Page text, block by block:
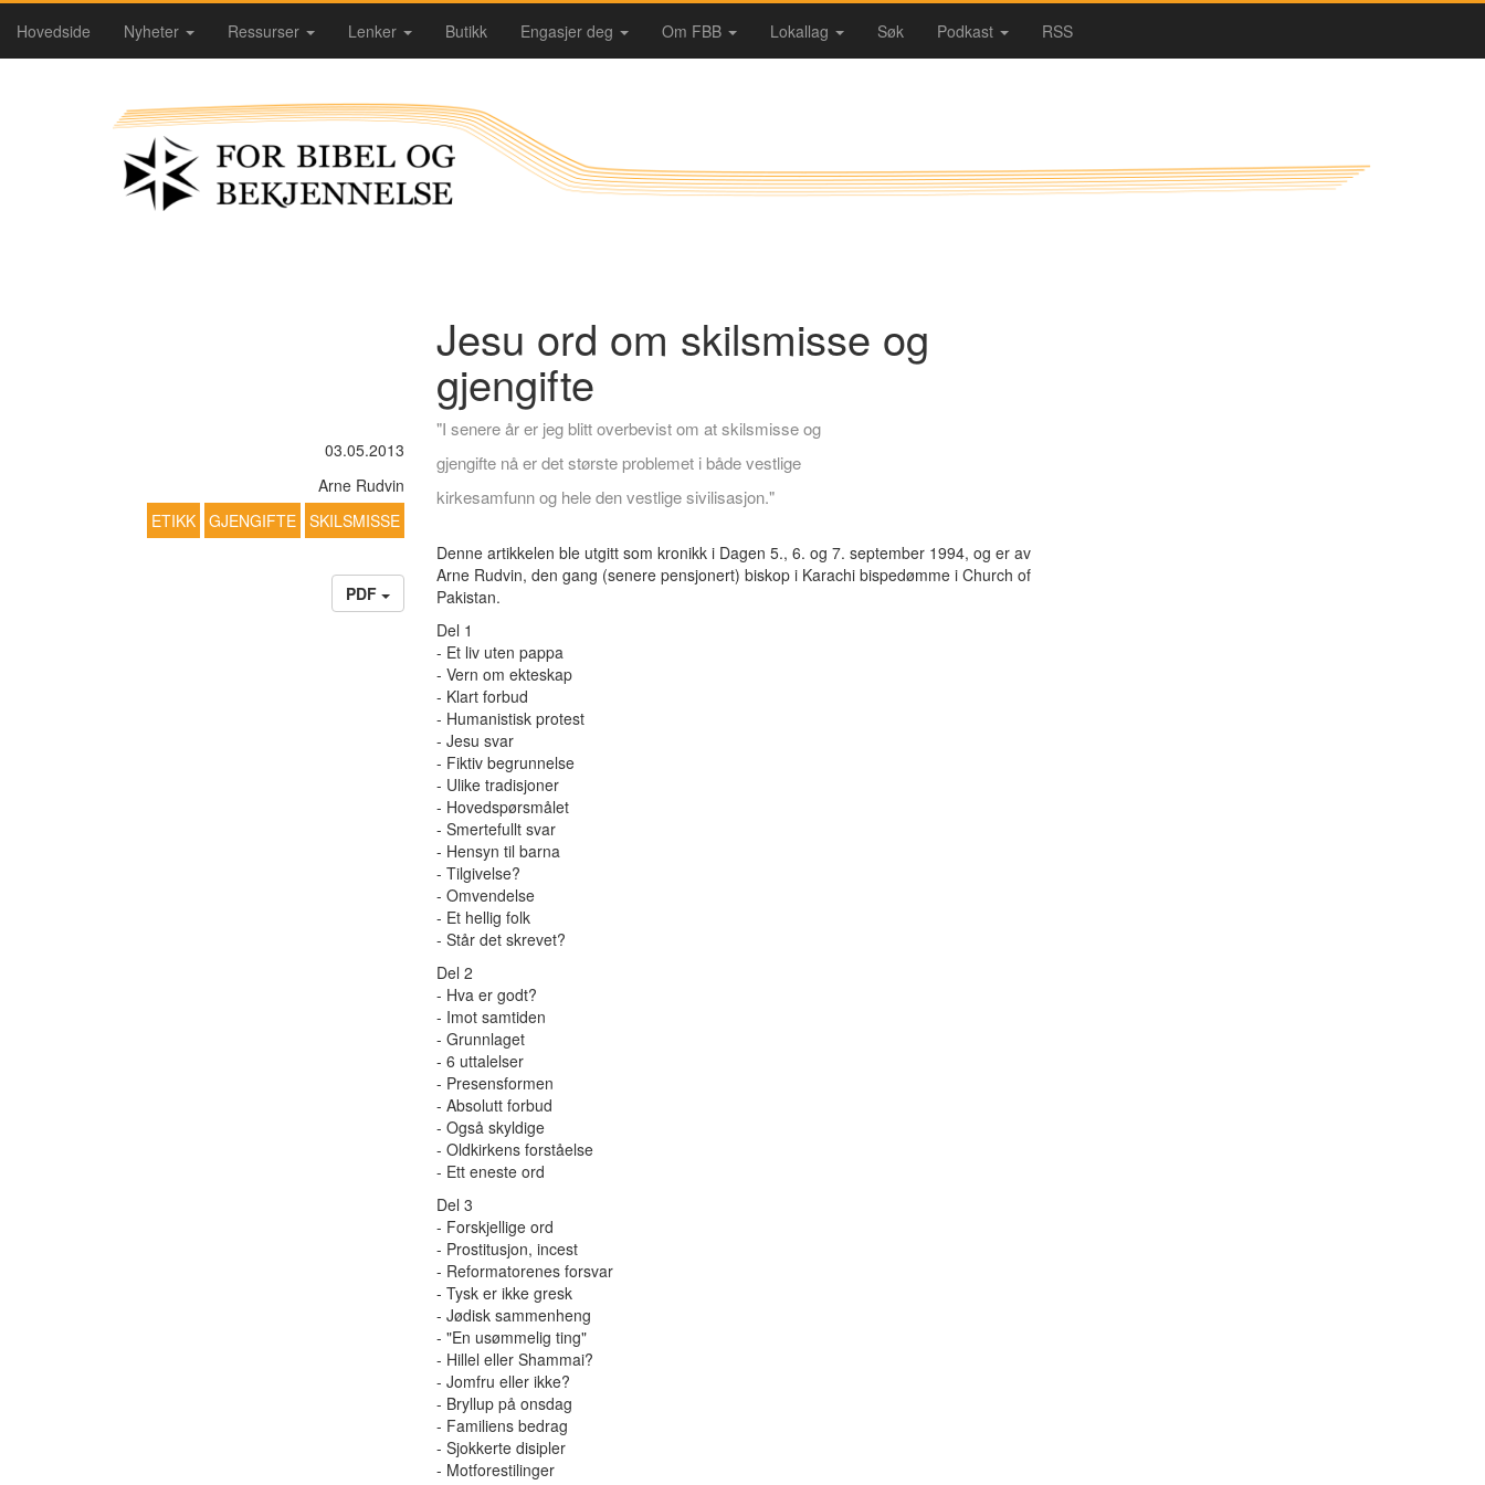
Hovedside Nyheter Ressurser Lenker Butikk Engasjer deg Om FBB Lokallag Søk Podkast RSS
Jesu ord om skilsmisse og
gjengifte
03.05.2013
Arne Rudvin
ETIKK
GJENGIFTE SKILSMISSE
PDF
"I senere år er jeg blitt overbevist om at skilsmisse og
gjengifte nå er det største problemet i både vestlige
kirkesamfunn og hele den vestlige sivilisasjon."
Denne artikkelen ble utgitt som kronikk i Dagen 5., 6. og 7. september 1994, og er av
Arne Rudvin, den gang (senere pensjonert) biskop i Karachi bispedømme i Church of
Pakistan.
Del 1
- Et liv uten pappa
- Vern om ekteskap
- Klart forbud
- Humanistisk protest
- Jesu svar
- Fiktiv begrunnelse
- Ulike tradisjoner
- Hovedspørsmålet
- Smertefullt svar
- Hensyn til barna
- Tilgivelse?
- Omvendelse
- Et hellig folk
- Står det skrevet?
Del 2
- Hva er godt?
- Imot samtiden
- Grunnlaget
- 6 uttalelser
- Presensformen
- Absolutt forbud
- Også skyldige
- Oldkirkens forståelse
- Ett eneste ord
Del 3
- Forskjellige ord
- Prostitusjon, incest
- Reformatorenes forsvar
- Tysk er ikke gresk
- Jødisk sammenheng
- "En usømmelig ting"
- Hillel eller Shammai?
- Jomfru eller ikke?
- Bryllup på onsdag
- Familiens bedrag
- Sjokkerte disipler
- Motforestilinger